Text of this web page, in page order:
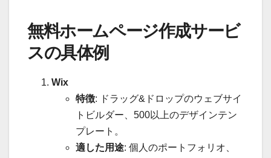
無料ホームページ作成サービ
スの具体例
Wix
特徴: ドラッグ&ドロップのウェブサイ
トビルダー、500以上のデザインテン
プレート。
適した用途: 個人のポートフォリオ、